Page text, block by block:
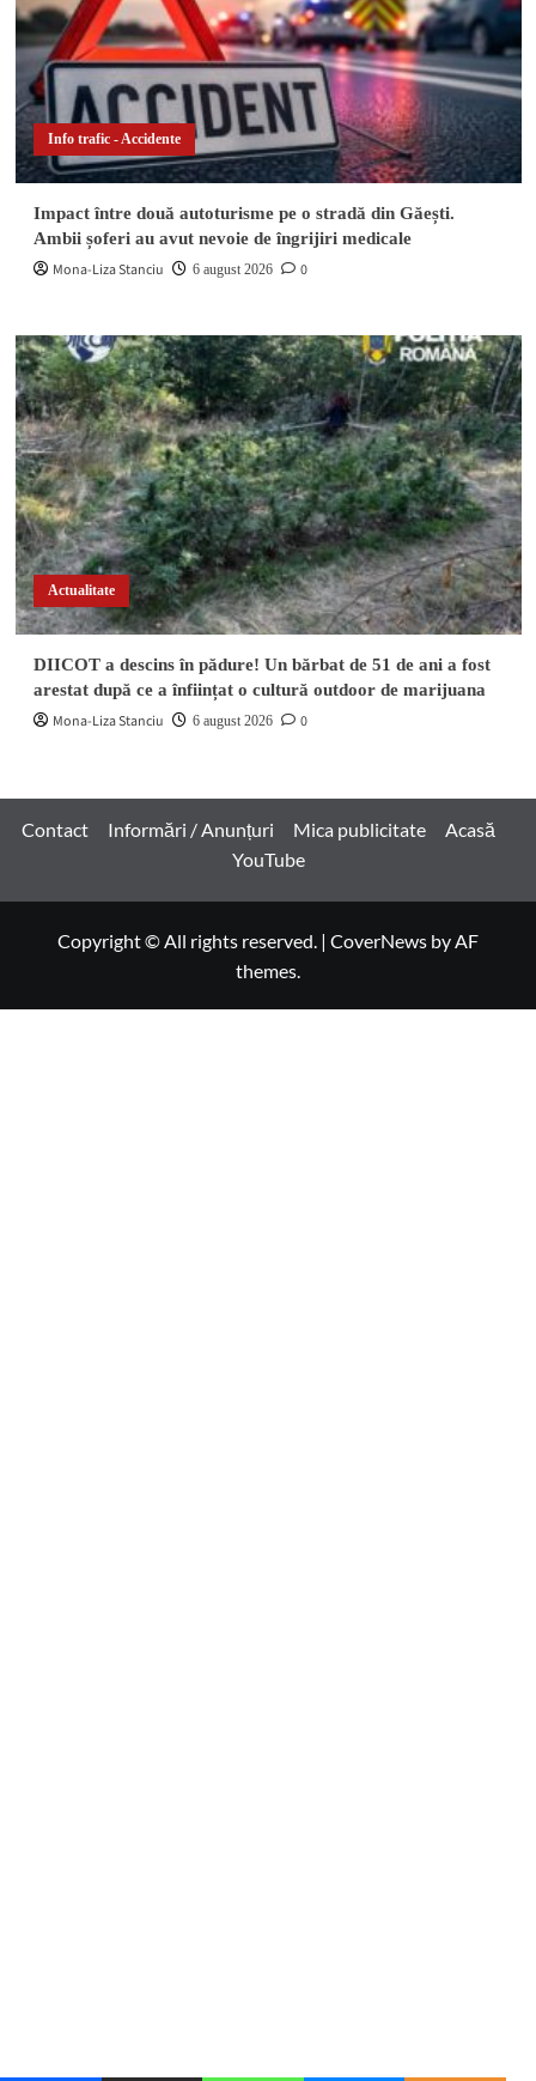
Info trafic - Accidente
Impact între două autoturisme pe o stradă din Găești.
Ambii șoferi au avut nevoie de îngrijiri medicale
Mona-Liza Stanciu 6 august 2026 0
Actualitate
DIICOT a descins în pădure! Un bărbat de 51 de ani a fost
arestat după ce a înființat o cultură outdoor de marijuana
Mona-Liza Stanciu 6 august 2026 0
Contact Informări / Anunțuri Mica publicitate
Acasă
YouTube
Copyright © All rights reserved. | CoverNews by AF
themes.